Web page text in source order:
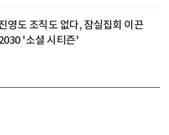
영도 조직도 없다, 잠실집회 이끈
'소셜 시티즌'